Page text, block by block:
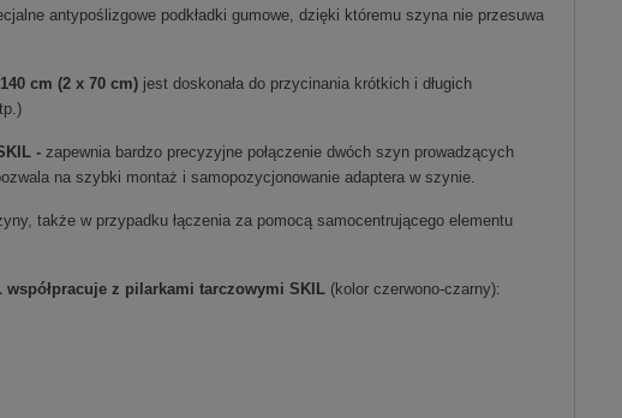
antypoślizgowe podkładki gumowe, dzięki któremu szyna nie przesuwa
cm (2 x 70 cm) jest doskonała do przycinania krótkich i długich
- zapewnia bardzo precyzyjne połączenie dwóch szyn prowadzących
na szybki montaż i samopozycjonowanie adaptera w szynie.
także w przypadku łączenia za pomocą samocentrującego elementu
z pilarkami tarczowymi SKIL (kolor czerwono-czarny):